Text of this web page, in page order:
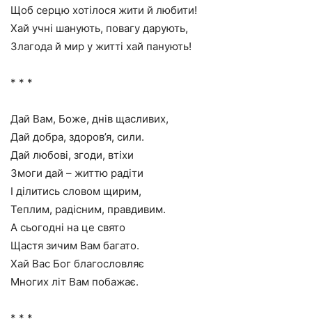
Щоб серцю хотілося жити й любити!
Хай учні шанують, повагу дарують,
Злагода й мир у житті хай панують!
* * *
Дай Вам, Боже, днів щасливих,
Дай добра, здоров’я, сили.
Дай любові, згоди, втіхи
Змоги дай – життю радіти
І ділитись словом щирим,
Теплим, радісним, правдивим.
А сьогодні на це свято
Щастя зичим Вам багато.
Хай Вас Бог благословляє
Многих літ Вам побажає.
* * *